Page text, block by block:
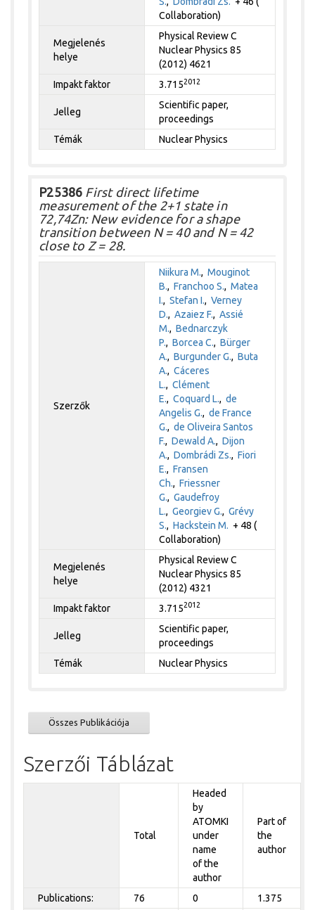
Collaboration)
Megjelenés
helye
Physical Review C
Nuclear Physics 85
(2012) 4621
Impakt faktor
3.7152012
Jelleg
Scientific paper,
proceedings
Témák
Nuclear Physics
P25386 First direct lifetime
measurement of the 2+1 state in
72,74Zn: New evidence for a shape
transition between N = 40 and N = 42
close to Z = 28.
Szerzők
Niikura M.,Mouginot
B.,Franchoo S.,Matea
I.,Stefan I.,Verney
D.,Azaiez F.,Assié
M.,Bednarczyk
P.,Borcea C.,Bürger
A.,Burgunder G.,Buta
A.,Cáceres
L.,Clément
E.,Coquard L.,de
Angelis G.,de France
G.,de Oliveira Santos
F.,Dewald A.,Dijon
A.,Dombrádi Zs.,Fiori
E.,Fransen
Ch.,Friessner
G.,Gaudefroy
L.,Georgiev G.,Grévy
S.,Hackstein M. + 48 (
Collaboration)
Megjelenés
helye
Physical Review C
Nuclear Physics 85
(2012) 4321
Impakt faktor
3.7152012
Jelleg
Scientific paper,
proceedings
Témák
Nuclear Physics
Összes Publikációja
Szerzői Táblázat
Total
Headed
by
ATOMKI
under
name
of the
author
Part of
the
author
Publications: 76 0 1.375